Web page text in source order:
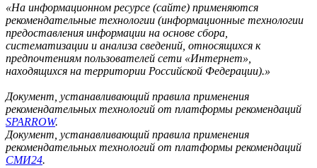
«На информационном ресурсе (сайте) применяются
рекомендательные технологии (информационные технологии
предоставления информации на основе сбора,
систематизации и анализа сведений, относящихся к
предпочтениям пользователей сети «Интернет»,
находящихся на территории Российской Федерации).»
Документ, устанавливающий правила применения
рекомендательных технологий от платформы рекомендаций
SPARROW.
Документ, устанавливающий правила применения
рекомендательных технологий от платформы рекомендаций
СМИ24.